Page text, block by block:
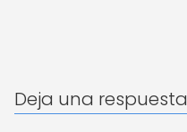
Deja una respuesta